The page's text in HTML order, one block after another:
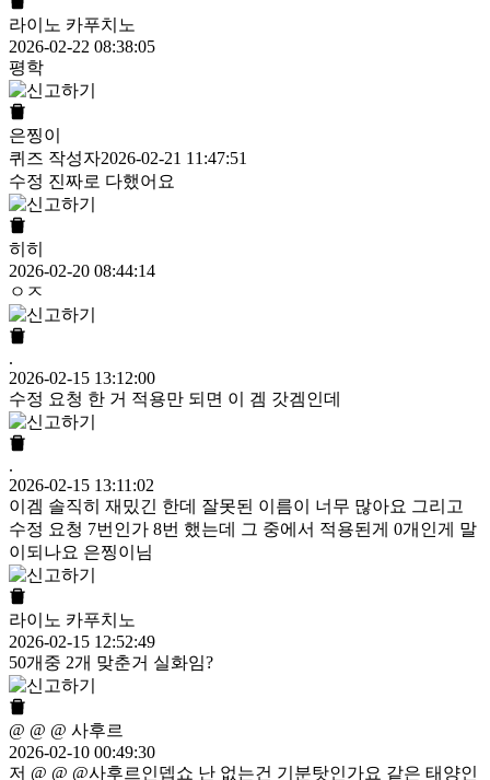
라이노 카푸치노
2026-02-22 08:38:05
평학
은찡이
퀴즈 작성자2026-02-21 11:47:51
수정 진짜로 다했어요
히히
2026-02-20 08:44:14
ㅇㅈ
.
2026-02-15 13:12:00
수정 요청 한 거 적용만 되면 이 겜 갓겜인데
.
2026-02-15 13:11:02
이겜 솔직히 재밌긴 한데 잘못된 이름이 너무 많아요 그리고
수정 요청 7번인가 8번 했는데 그 중에서 적용된게 0개인게 말
이되나요 은찡이님
라이노 카푸치노
2026-02-15 12:52:49
50개중 2개 맞춘거 실화임?
@ @ @ 사후르
2026-02-10 00:49:30
저 @ @ @사후르인뎁쇼 난 없는건 기분탓인가요 같은 태양인